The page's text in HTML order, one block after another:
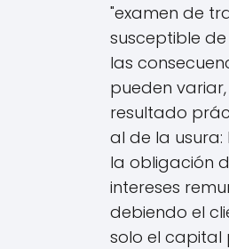
"examen de
susceptible
las
pueden
resultado
al de la usura:
la obligación
intereses
debiendo el
solo el capital